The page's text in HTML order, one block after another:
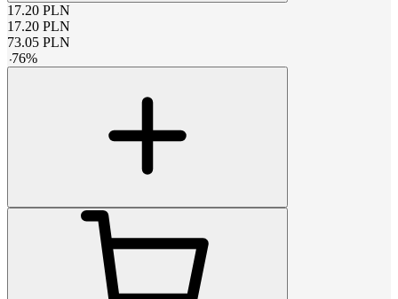
17.20 PLN
17.20 PLN
73.05 PLN
-76%